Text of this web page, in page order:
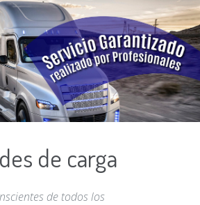
de carga
de todos los